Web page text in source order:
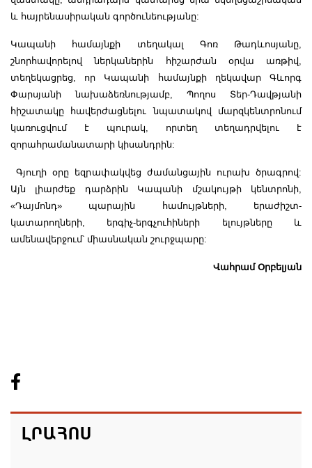
և հայրենասիրական գործունեությանը:
Կապանի համայնքի տեղակալ Գոռ Թադևոսյանը,
շնորհավորելով ներկաներին հիշարժան օրվա առթիվ,
տեղեկացրեց, որ Կապանի համայնքի ղեկավար Գևորգ
Փարսյանի նախաձեռնությամբ, Պողոս Տեր-Դավթյանի
հիշատակը հավերժացնելու նպատակով մարզկենտրոնում
կառուցվում է պուրակ, որտեղ տեղադրվելու է
զորահրամանատարի կիսանդրին:
Գյուղի օրը եզրափակվեց ժամանցային ուրախ ծրագրով:
Այն լիարժեք դարձրին Կապանի մշակույթի կենտրոնի,
«Դայմոնդ» պարային համույթների, երաժիշտ-
կատարողների, երգիչ-երգչուհիների ելույթները և
ամենավերջում՝ միասնական շուրջպարը:
Վահրամ Օրբելյան
ԼՐԱՀՈՍ